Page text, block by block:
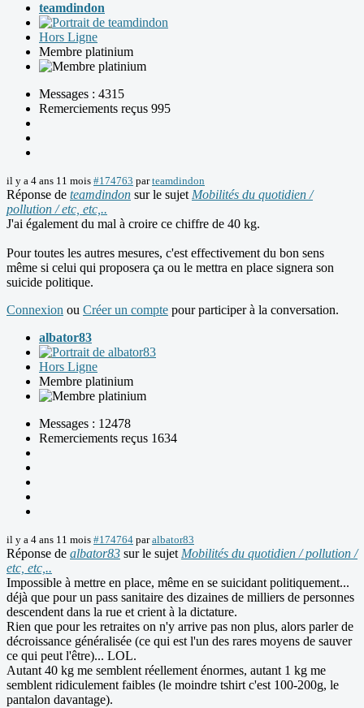
teamdindon
Hors Ligne
Membre platinium
Messages : 4315
Remerciements reçus 995
il y a 4 ans 11 mois #174763 parteamdindon
Réponse de teamdindon sur le sujet Mobilités du quotidien /
pollution / etc, etc,..
J'ai également du mal à croire ce chiffre de 40 kg.
Pour toutes les autres mesures, c'est effectivement du bon sens
même si celui qui proposera ça ou le mettra en place signera son
suicide politique.
Connexion ou Créer un compte pour participer à la conversation.
albator83
Hors Ligne
Membre platinium
Messages : 12478
Remerciements reçus 1634
il y a 4 ans 11 mois #174764 paralbator83
Réponse de albator83 sur le sujet Mobilités du quotidien / pollution /
etc, etc,..
Impossible à mettre en place, même en se suicidant politiquement...
déjà que pour un pass sanitaire des dizaines de milliers de personnes
descendent dans la rue et crient à la dictature.
Rien que pour les retraites on n'y arrive pas non plus, alors parler de
décroissance généralisée (ce qui est l'un des rares moyens de sauver
ce qui peut l'être)... LOL.
Autant 40 kg me semblent réellement énormes, autant 1 kg me
semblent ridiculement faibles (le moindre tshirt c'est 100-200g, le
pantalon davantage).